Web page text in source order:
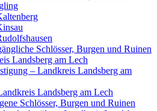
Schlösser, Burgen und Ruinen
Landsberg am Lech
– Landkreis Landsberg am
Landsberg am Lech
Schlösser, Burgen und Ruinen